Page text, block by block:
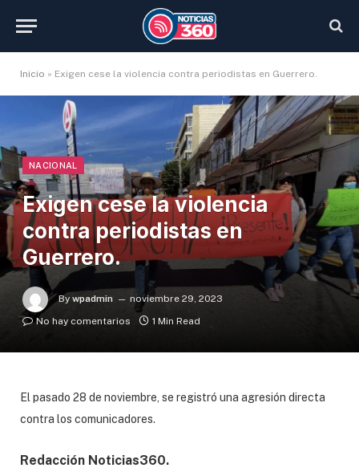
Inicio » Exigen cese la violencia contra periodistas en Guerrero.
NACIONAL
Exigen cese la violencia
contra periodistas en
Guerrero.
By wpadmin
noviembre 29, 2023
No hay comentarios
1 Min Read
El pasado 28 de noviembre, se registró una agresión directa
contra los comunicadores.
Redacción Noticias360.